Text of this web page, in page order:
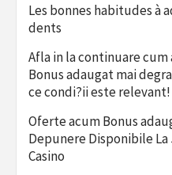
Les bonnes habitudes à
dents
Afla in la continuare
Bonus adaugat mai
ce condi?ii este relevant!
Oferte acum Bonus
Depunere Disponibile
Casino